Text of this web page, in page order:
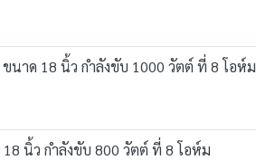
ขนาด 18 นิ้ว กำลังขับ 1000 วัตต์ ที่ 8 โอห์ม
นิ้ว กำลังขับ 800 วัตต์ ที่ 8 โอห์ม